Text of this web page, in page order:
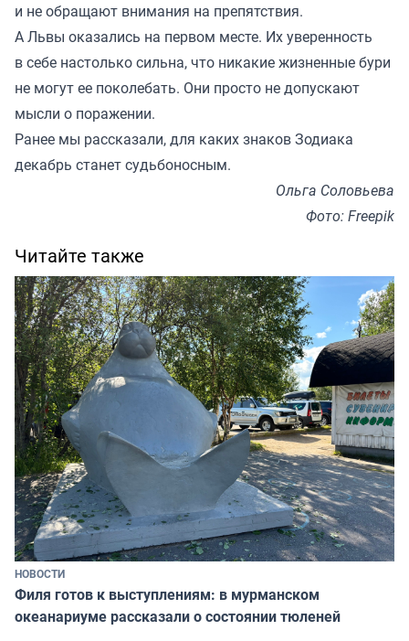
и не обращают внимания на препятствия.
А Львы оказались на первом месте. Их уверенность
в себе настолько сильна, что никакие жизненные бури
не могут ее поколебать. Они просто не допускают
мысли о поражении.
Ранее мы рассказали, для каких знаков Зодиака
декабрь станет судьбоносным.
Ольга Соловьева
Фото: Freepik
Читайте также
НОВОСТИ
Филя готов к выступлениям: в мурманском
океанариуме рассказали о состоянии тюленей